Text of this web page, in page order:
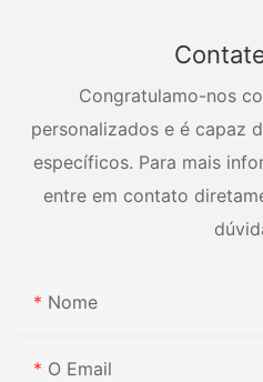
Congratulamo-nos
personalizados e é capaz
específicos. Para mais
entre em contato
Nome
O Email